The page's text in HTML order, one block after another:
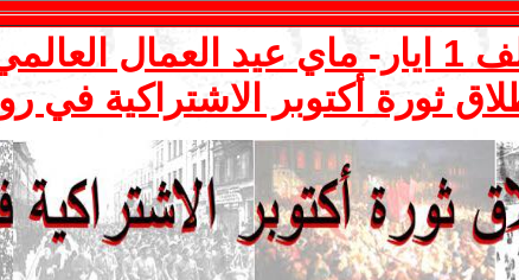
2017
ثورة أكتوبر الاشتراكية في